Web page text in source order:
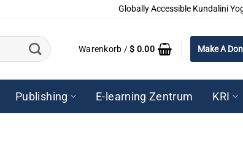
Globally Accessible Kundalini
Warenkorb /$ 0.00 Make A
Publishing E-learning Zentrum KRI